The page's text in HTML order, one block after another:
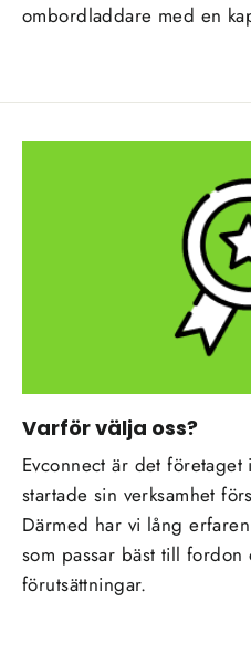
ombordladdare med en
Varför välja oss?
Evconnect är det företaget
startade sin verksamhet
Därmed har vi lång
som passar bäst till fordon
förutsättningar.